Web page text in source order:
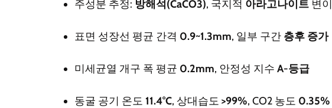
주성분 추정: 방해석(CaCO3), 국지적 아라고나이트 변이
표면 성장선 평균 간격 0.9~1.3mm, 일부 구간 층후 증가
미세균열 개구 폭 평균 0.2mm, 안정성 지수 A-등급
동굴 공기 온도 11.4°C, 상대습도 >99%, CO2 농도 0.35%